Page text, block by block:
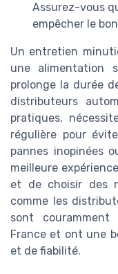
Assurez-vous
empêcher le
Un entretien
une alimentation
prolonge la durée
distributeurs
pratiques,
régulière pour
pannes inopinées
meilleure
et de choisir des
comme les
sont
France et ont une
et de fiabilité.